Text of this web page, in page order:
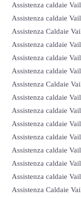
Assistenza caldaie
Assistenza caldaie
Assistenza Caldaie
Assistenza caldaie
Assistenza caldaie
Assistenza caldaie
Assistenza Caldaie
Assistenza caldaie
Assistenza caldaie
Assistenza caldaie
Assistenza caldaie
Assistenza caldaie
Assistenza caldaie
Assistenza caldaie
Assistenza Caldaie